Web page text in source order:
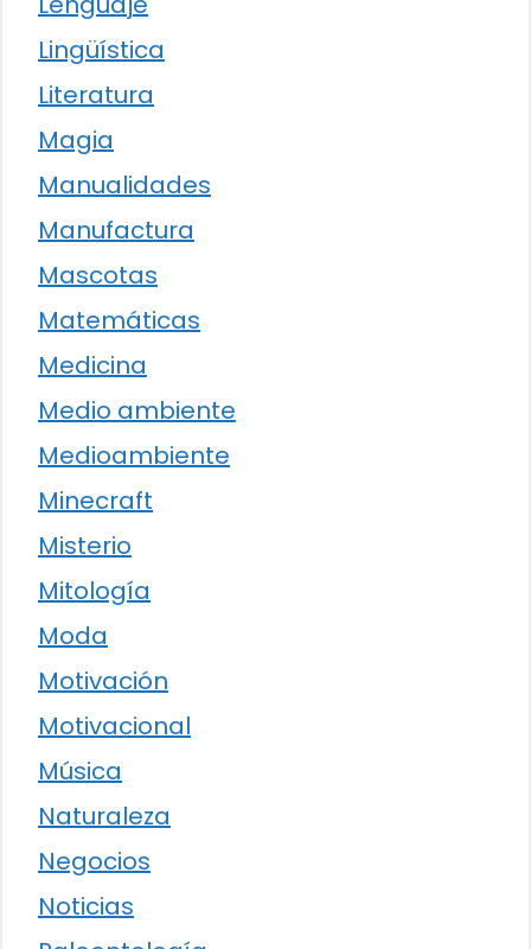
Lingüística
Literatura
Magia
Manualidades
Manufactura
Mascotas
Matemáticas
Medicina
Medio ambiente
Medioambiente
Minecraft
Misterio
Mitología
Moda
Motivación
Motivacional
Música
Naturaleza
Negocios
Noticias